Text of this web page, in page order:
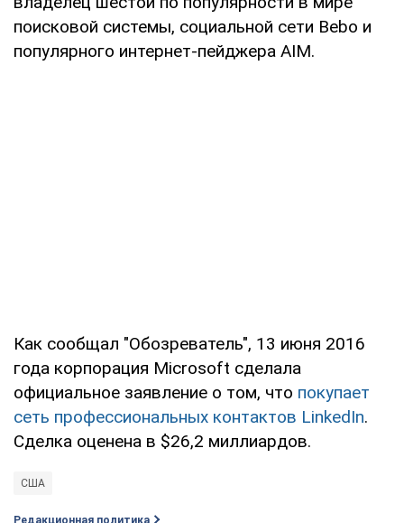
поисковой системы, социальной сети Bebo и
популярного интернет-пейджера AIM.
Как сообщал "Обозреватель", 13 июня 2016
года корпорация Microsoft сделала
официальное заявление о том, что покупает
сеть профессиональных контактов LinkedIn.
Сделка оценена в $26,2 миллиардов.
США
Редакционная политика